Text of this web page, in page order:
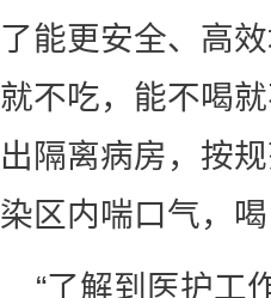
了能更安全、高
就不吃，能不喝
出隔离病房，按
染区内喘口气，喝
“了解到医护工